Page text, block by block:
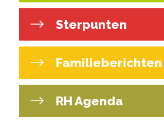
Sterpunten
Familieberichten
RH Agenda